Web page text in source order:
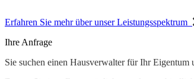
Erfahren Sie mehr über unser Leistungsspektrum
Ihre Anfrage
Sie suchen einen Hausverwalter für Ihr Eigentum